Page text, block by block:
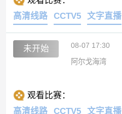
高清线路
CCTV5 文字直播
未开始 08-07 17:30
阿尔戈海湾
观看比赛：
高清线路
CCTV5 文字直播